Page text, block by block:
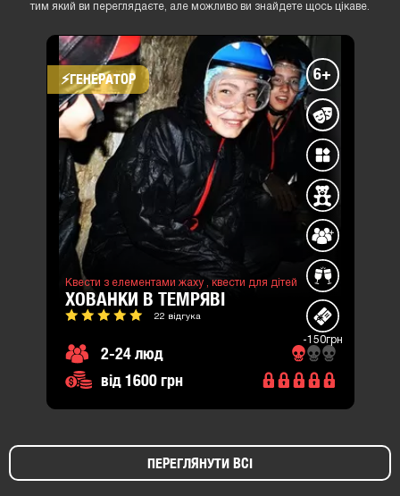
тим який ви переглядаєте, але можливо ви знайдете щось цікаве.
⚡​ГЕНЕРАТОР 6+
-150грн
Квести з елементами жаху , квести для дітей
ХОВАНКИ В ТЕМРЯВІ
22 відгука
2-24 люд
від 1600 грн
ПЕРЕГЛЯНУТИ ВСІ